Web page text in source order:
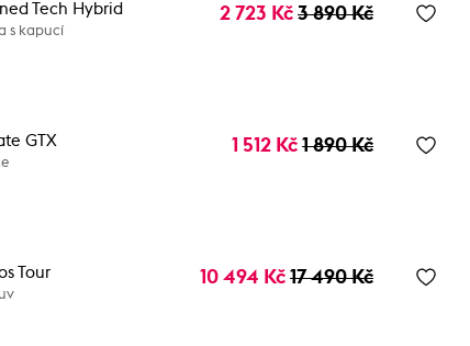
Tech Hybrid
s kapucí
2 723 Kč 3 890 Kč
GTX 1 512 Kč 1 890 Kč
Tour 10 494 Kč 17 490 Kč